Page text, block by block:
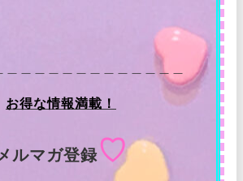
＿＿＿＿＿＿＿＿＿＿＿＿＿
お得な情報満載！
ルマガ登録♡